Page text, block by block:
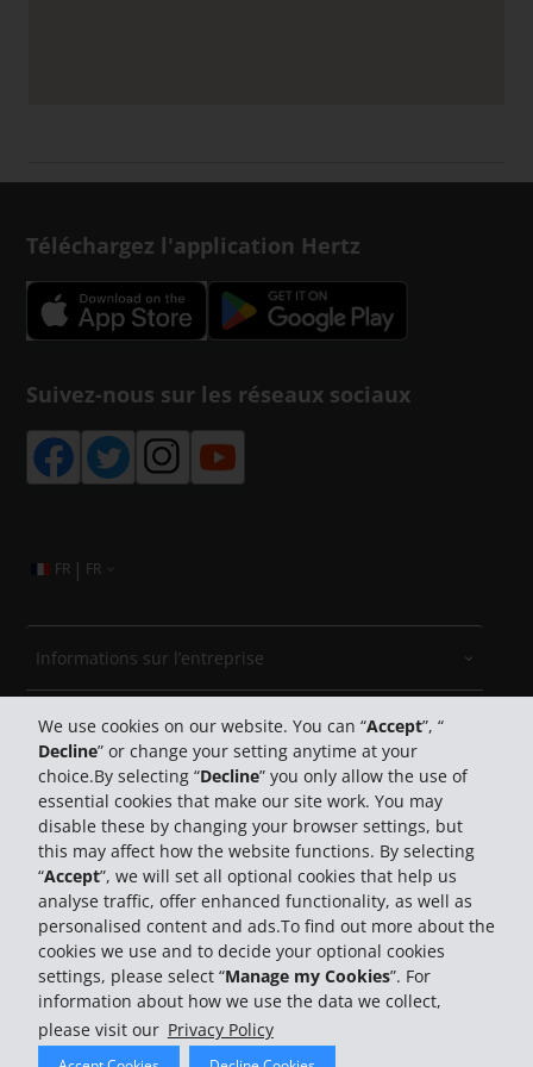
We use cookies on our website. You can “Accept”, “
Decline” or change your setting anytime at your
choice.By selecting “Decline” you only allow the use of
essential cookies that make our site work. You may
disable these by changing your browser settings, but
this may affect how the website functions. By selecting
“Accept”, we will set all optional cookies that help us
analyse traffic, offer enhanced functionality, as well as
personalised content and ads.To find out more about the
cookies we use and to decide your optional cookies
settings, please select “Manage my Cookies”. For
information about how we use the data we collect,
please visit our Privacy Policy
Téléchargez l'application Hertz
Suivez-nous sur les réseaux sociaux
FR | FR
Informations sur l’entreprise
Entreprise
Support client
Réserver avec Hertz
© 2026 The Hertz System, Inc.
Politique De Confidentialité
Conditions D'utilisation Du